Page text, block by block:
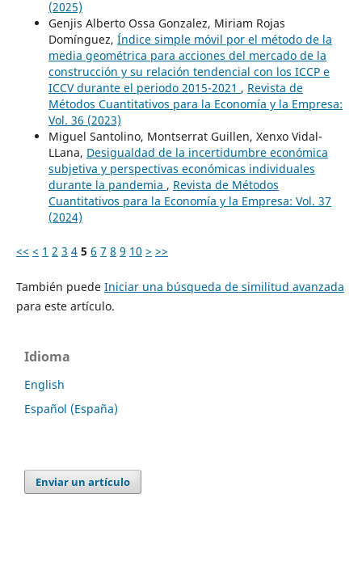
(2025)
Genjis Alberto Ossa Gonzalez, Miriam Rojas
Domínguez, Índice simple móvil por el método de la
media geométrica para acciones del mercado de la
construcción y su relación tendencial con los ICCP e
ICCV durante el periodo 2015-2021 , Revista de
Métodos Cuantitativos para la Economía y la Empresa:
Vol. 36 (2023)
Miguel Santolino, Montserrat Guillen, Xenxo Vidal-
LLana, Desigualdad de la incertidumbre económica
subjetiva y perspectivas económicas individuales
durante la pandemia , Revista de Métodos
Cuantitativos para la Economía y la Empresa: Vol. 37
(2024)
<< < 1 2 3 4 5 6 7 8 9 10 > >>
También puede Iniciar una búsqueda de similitud avanzada
para este artículo.
Idioma
English
Español (España)
Enviar un artículo